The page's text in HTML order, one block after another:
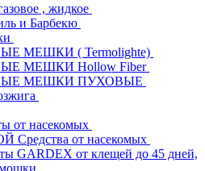
, жидкое
и Барбекю
МЕШКИ ( Termolighte)
МЕШКИ Hollow Fiber
МЕШКИ ПУХОВЫЕ
от насекомых
от насекомых
GARDEX от клещей до 45 дней,